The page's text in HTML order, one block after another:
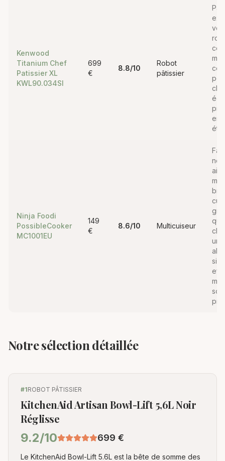
Kenwood
Titanium Chef
Patissier XL
KWL90.034SI
699
€
8.8/10
Robot
pâtissier
en
Ninja Foodi
PossibleCooker
MC1001EU
149
€
8.6/10 Multicuiseur
une
Notre sélection détaillée
#1ROBOT PÂTISSIER
KitchenAid Artisan Bowl-Lift 5,6L Noir
Réglisse
9.2/10 699 €
Le KitchenAid Bowl-Lift 5.6L est la bête de somme des